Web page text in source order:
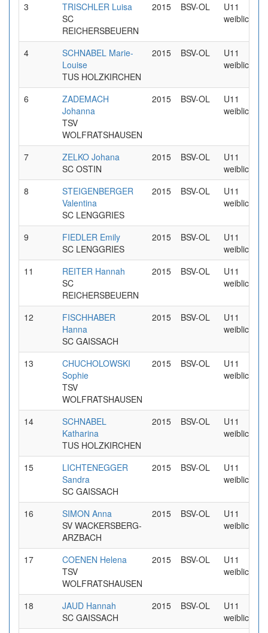
3
TRISCHLER Luisa
SC
REICHERSBEUERN
2015 BSV-OL
U11
weiblich
4
SCHNABEL Marie-
Louise
TUS HOLZKIRCHEN
2015 BSV-OL
U11
weiblich
6
ZADEMACH
Johanna
TSV
WOLFRATSHAUSEN
2015 BSV-OL
U11
weiblich
7
ZELKO Johana
SC OSTIN
2015 BSV-OL
U11
weiblich
8
STEIGENBERGER
Valentina
SC LENGGRIES
2015 BSV-OL
U11
weiblich
9
FIEDLER Emily
SC LENGGRIES
2015 BSV-OL
U11
weiblich
11
REITER Hannah
SC
REICHERSBEUERN
2015 BSV-OL
U11
weiblich
12
FISCHHABER
Hanna
SC GAISSACH
2015 BSV-OL
U11
weiblich
13
CHUCHOLOWSKI
Sophie
TSV
WOLFRATSHAUSEN
2015 BSV-OL
U11
weiblich
14
SCHNABEL
Katharina
TUS HOLZKIRCHEN
2015 BSV-OL
U11
weiblich
15
LICHTENEGGER
Sandra
SC GAISSACH
2015 BSV-OL
U11
weiblich
16
SIMON Anna
SV WACKERSBERG-
ARZBACH
2015 BSV-OL
U11
weiblich
17
COENEN Helena
TSV
WOLFRATSHAUSEN
2015 BSV-OL
U11
weiblich
18
JAUD Hannah
SC GAISSACH
2015 BSV-OL
U11
weiblich